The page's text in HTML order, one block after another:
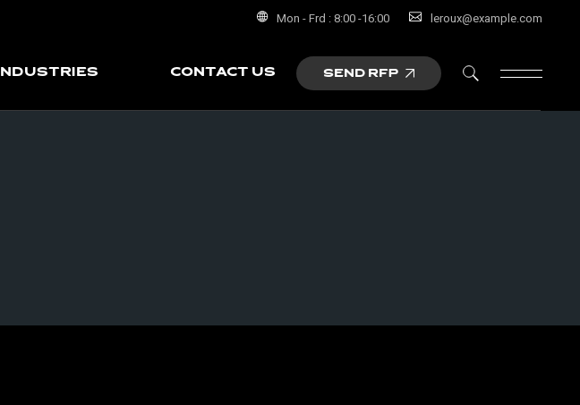
Mon - Frd : 8:00 -16:00 leroux@example.com
Industries Contact us SEND RFP